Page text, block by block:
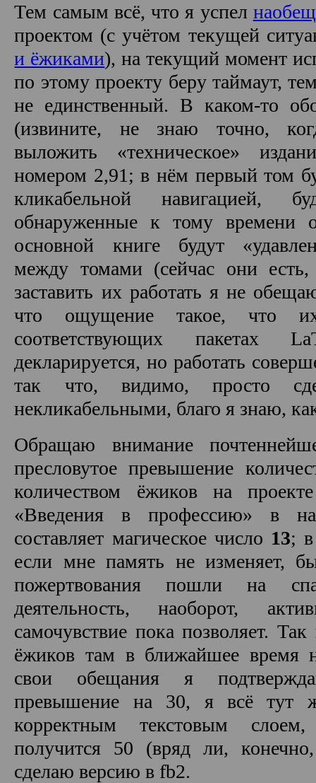
Тем самым всё, что я успел
проектом (с учётом текущей
и ёжиками), на текущий момент
по этому проекту беру таймаут,
не единственный. В каком-то
(извините, не знаю точно,
выложить «техническое»
номером 2,91; в нём первый том
кликабельной навигацией,
обнаруженные к тому
основной книге будут
между томами (сейчас они
заставить их работать я не
что ощущение такое, что
соответствующих пакетах
декларируется, но работать
так что, видимо, просто
некликабельными, благо я знаю,
Обращаю внимание
пресловутое превышение
количеством ёжиков на
«Введения в профессию» в
составляет магическое число 13;
если мне память не изменяет,
пожертвования пошли на
деятельность, наоборот,
самочувствие пока позволяет.
ёжиков там в ближайшее время
свои обещания я
превышение на 30, я всё тут
корректным текстовым
получится 50 (вряд ли,
сделаю версию в fb2.